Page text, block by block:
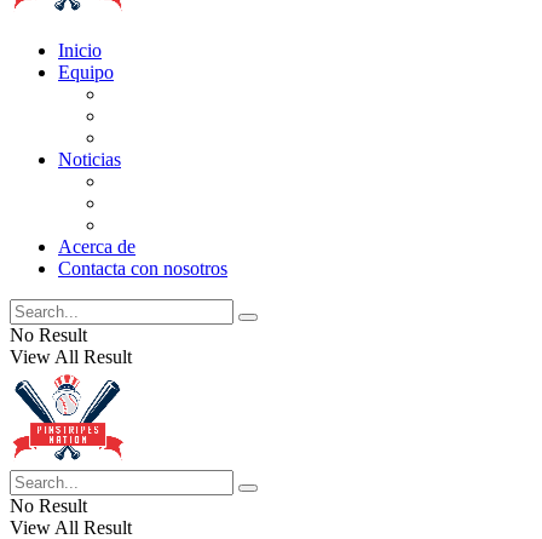
Inicio
Equipo
Noticias
Acerca de
Contacta con nosotros
No Result
View All Result
No Result
View All Result